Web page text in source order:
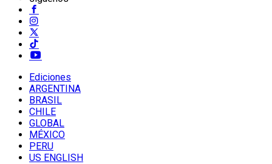
Ediciones
ARGENTINA
BRASIL
CHILE
GLOBAL
MÉXICO
PERU
US ENGLISH